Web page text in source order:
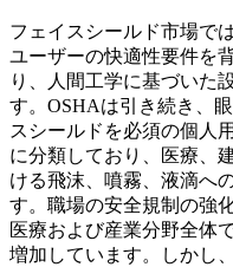
フェイスシールド市場で
ユーザーの快適性要件を
り、人間工学に基づいた
す。OSHAは引き続き、
スシールドを必須の個人
に分類しており、医療、
ける飛沫、噴霧、液滴へ
す。職場の安全規制の強
医療および産業分野全体
増加しています。しかし